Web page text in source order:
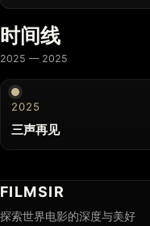
时间线
2025 — 2025
2025
三声再见
FILMSIR
探索世界电影的深度与美好